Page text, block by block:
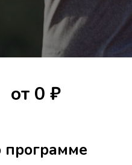
от 0 ₽
программе